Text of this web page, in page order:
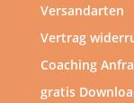
Versandarten
Vertrag
Coaching
gratis